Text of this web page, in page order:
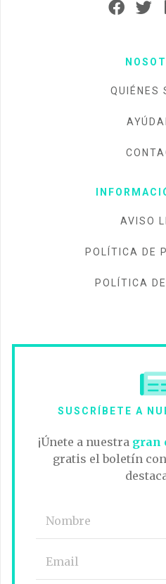
QUIÉNES
AVISO
POLÍTICA DE
POLÍTICA
SUSCRÍBETE A
¡Únete a nuestra gran
gratis el boletín